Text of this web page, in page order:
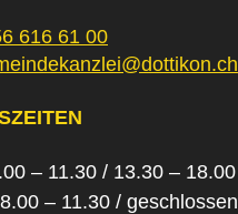
616 61 00
– 11.30 / 13.30 – 18.00
– 11.30 / geschlossen